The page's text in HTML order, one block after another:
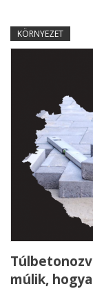
KÖRNYEZET
múlik,